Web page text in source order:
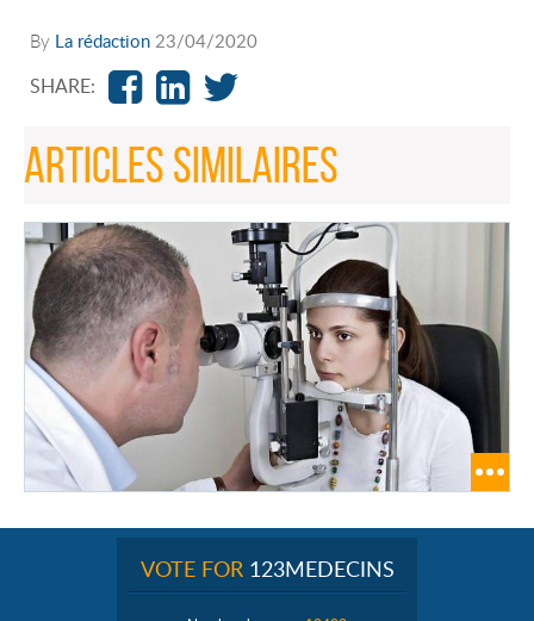
By La rédaction 23/04/2020
SHARE:
ARTICLES SIMILAIRES
VOTE FOR 123MEDECINS